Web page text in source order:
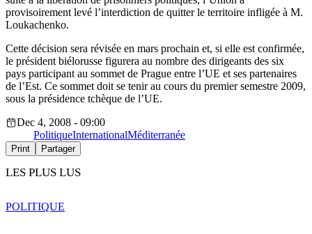
provisoirement levé l’interdiction de quitter le territoire infligée à M.
Loukachenko.
Cette décision sera révisée en mars prochain et, si elle est confirmée,
le président biélorusse figurera au nombre des dirigeants des six
pays participant au sommet de Prague entre l’UE et ses partenaires
de l’Est. Ce sommet doit se tenir au cours du premier semestre 2009,
sous la présidence tchèque de l’UE.
Dec 4, 2008 - 09:00
PolitiqueInternationalMéditerranée
Print Partager
LES PLUS LUS
POLITIQUE